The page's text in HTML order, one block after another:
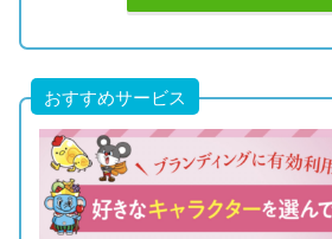
おすすめサービス